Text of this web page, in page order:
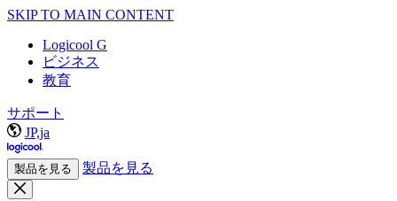
SKIP TO MAIN CONTENT
Logicool G
ビジネス
教育
サポート
JP,ja
製品を見る 製品を見る